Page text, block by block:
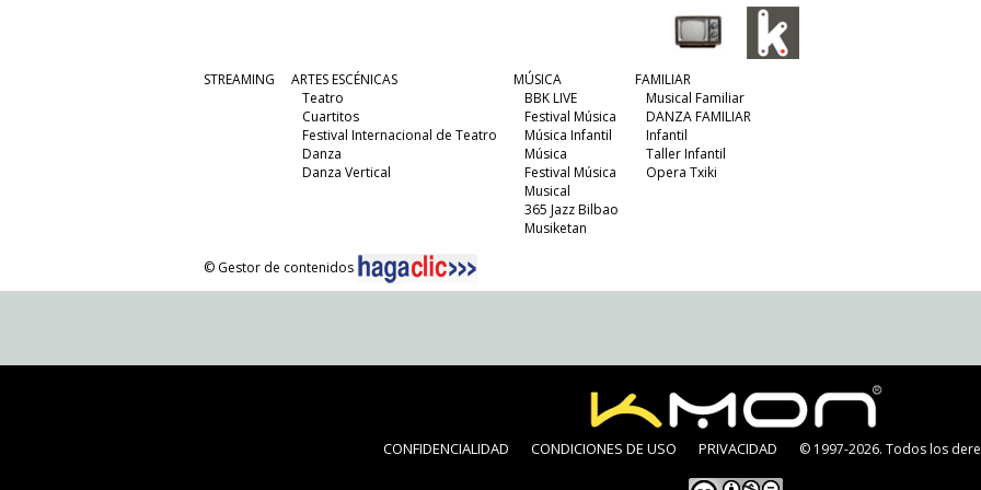
STREAMING
ARTES ESCÉNICAS
Teatro
Cuartitos
Festival Internacional de Teatro
Danza
Danza Vertical
MÚSICA
BBK LIVE
Festival Música
Música Infantil
Música
Festival Música
Musical
365 Jazz Bilbao
Musiketan
FAMILIAR
Musical Familiar
DANZA FAMILIAR
Infantil
Taller Infantil
Opera Txiki
© Gestor de contenidos
CONFIDENCIALIDAD CONDICIONES DE USO PRIVACIDAD © 1997-2026. Todos los